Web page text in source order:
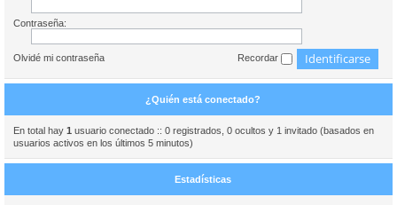
Contraseña:
Olvidé mi contraseña Recordar
¿Quién está conectado?
En total hay 1 usuario conectado :: 0 registrados, 0 ocultos y 1 invitado (basados en
usuarios activos en los últimos 5 minutos)
Estadísticas